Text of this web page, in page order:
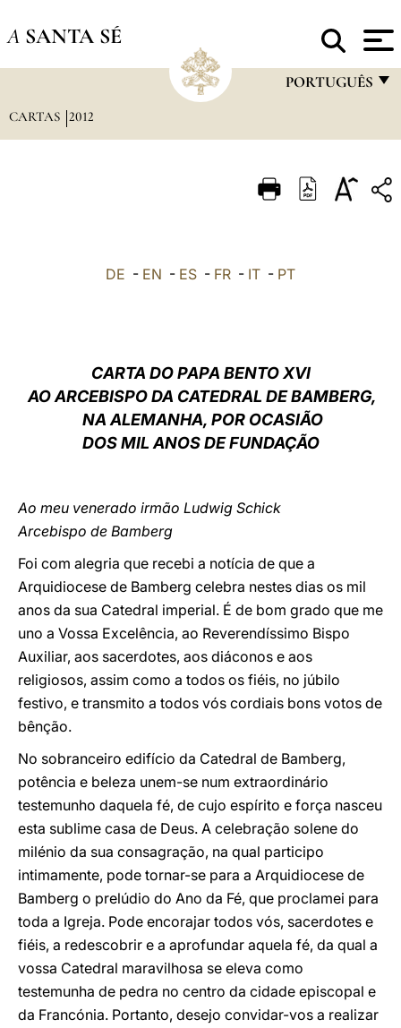
A SANTA SÉ
PORTUGUÊS
ITALIANO
中文
LATINE
CARTAS 2012
DE - EN - ES - FR - IT - PT
CARTA DO PAPA BENTO XVI
AO ARCEBISPO DA CATEDRAL DE BAMBERG,
NA ALEMANHA, POR OCASIÃO
DOS MIL ANOS DE FUNDAÇÃO
Ao meu venerado irmão Ludwig Schick
Arcebispo de Bamberg
Foi com alegria que recebi a notícia de que a
Arquidiocese de Bamberg celebra nestes dias os mil
anos da sua Catedral imperial. É de bom grado que me
uno a Vossa Excelência, ao Reverendíssimo Bispo
Auxiliar, aos sacerdotes, aos diáconos e aos
religiosos, assim como a todos os fiéis, no júbilo
festivo, e transmito a todos vós cordiais bons votos de
bênção.
No sobranceiro edifício da Catedral de Bamberg,
potência e beleza unem-se num extraordinário
testemunho daquela fé, de cujo espírito e força nasceu
esta sublime casa de Deus. A celebração solene do
milénio da sua consagração, na qual participo
intimamente, pode tornar-se para a Arquidiocese de
Bamberg o prelúdio do Ano da Fé, que proclamei para
toda a Igreja. Pode encorajar todos vós, sacerdotes e
fiéis, a redescobrir e a aprofundar aquela fé, da qual a
vossa Catedral maravilhosa se eleva como
testemunha de pedra no centro da cidade episcopal e
da Francónia. Portanto, desejo convidar-vos a realizar